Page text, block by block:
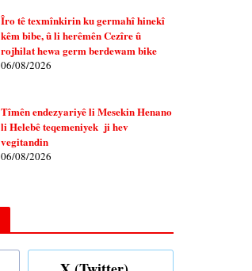
Îro tê texmînkirin ku germahî hinekî
kêm bibe, û li herêmên Cezîre û
rojhilat hewa germ berdewam bike
06/08/2026
Tîmên endezyariyê li Mesekin Henano
li Helebê teqemeniyek ji hev
vegitandin
06/08/2026